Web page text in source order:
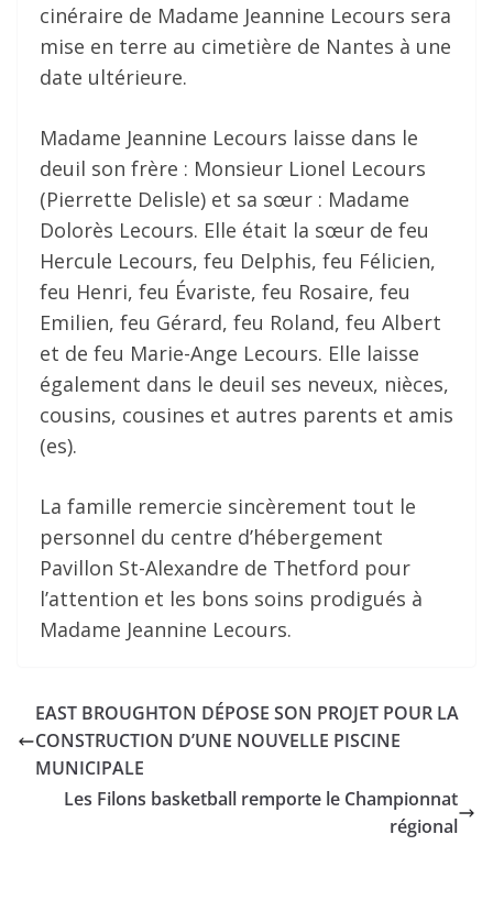
cinéraire de Madame Jeannine Lecours sera
mise en terre au cimetière de Nantes à une
date ultérieure.
Madame Jeannine Lecours laisse dans le
deuil son frère : Monsieur Lionel Lecours
(Pierrette Delisle) et sa sœur : Madame
Dolorès Lecours. Elle était la sœur de feu
Hercule Lecours, feu Delphis, feu Félicien,
feu Henri, feu Évariste, feu Rosaire, feu
Emilien, feu Gérard, feu Roland, feu Albert
et de feu Marie-Ange Lecours. Elle laisse
également dans le deuil ses neveux, nièces,
cousins, cousines et autres parents et amis
(es).
La famille remercie sincèrement tout le
personnel du centre d’hébergement
Pavillon St-Alexandre de Thetford pour
l’attention et les bons soins prodigués à
Madame Jeannine Lecours.
EAST BROUGHTON DÉPOSE SON PROJET POUR LA
CONSTRUCTION D’UNE NOUVELLE PISCINE
MUNICIPALE
Les Filons basketball remporte le Championnat
régional